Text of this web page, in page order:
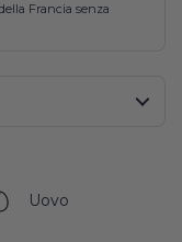
Francia senza
Uovo